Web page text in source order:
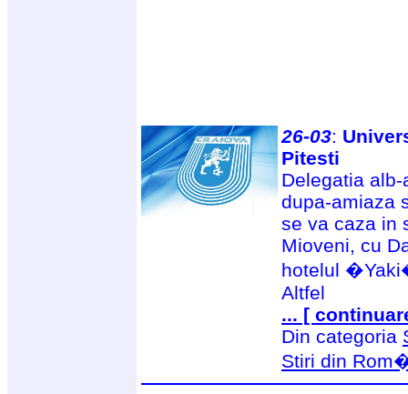
26-03:
Pitesti
Delegatia
dupa-amiaza
se va caza in
Mioveni, cu
hotelul
Altfel
... [
Din categoria
Stiri din